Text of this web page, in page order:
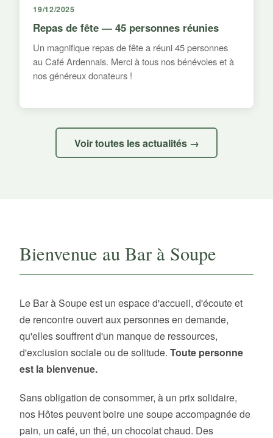
19/12/2025
Repas de fête — 45 personnes réunies
Un magnifique repas de fête a réuni 45 personnes
au Café Ardennais. Merci à tous nos bénévoles et à
nos généreux donateurs !
Voir toutes les actualités →
Bienvenue au Bar à Soupe
Le Bar à Soupe est un espace d'accueil, d'écoute et
de rencontre ouvert aux personnes en demande,
qu'elles souffrent d'un manque de ressources,
d'exclusion sociale ou de solitude. Toute personne
est la bienvenue.
Sans obligation de consommer, à un prix solidaire,
nos Hôtes peuvent boire une soupe accompagnée de
pain, un café, un thé, un chocolat chaud. Des